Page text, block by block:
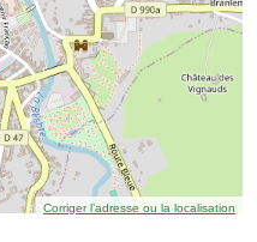
Corriger l’adresse ou la localisation